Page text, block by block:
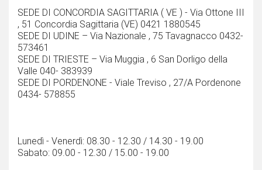
SEDE DI CONCORDIA SAGITTARIA ( VE ) - Via Ottone III
, 51 Concordia Sagittaria (VE) 0421 1880545
SEDE DI UDINE – Via Nazionale , 75 Tavagnacco 0432-
573461
SEDE DI TRIESTE – Via Muggia , 6 San Dorligo della
Valle 040- 383939
SEDE DI PORDENONE - Viale Treviso , 27/A Pordenone
0434- 578855
Lunedì - Venerdì: 08.30 - 12.30 / 14.30 - 19.00
Sabato: 09.00 - 12.30 / 15.00 - 19.00